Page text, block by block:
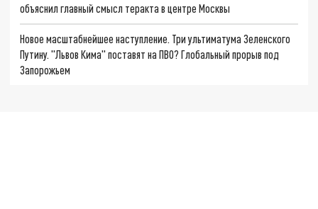
объяснил главный смысл теракта в центре Москвы
Новое масштабнейшее наступление. Три ультиматума Зеленского
Путину. "Львов Кима" поставят на ПВО? Глобальный прорыв под
Запорожьем